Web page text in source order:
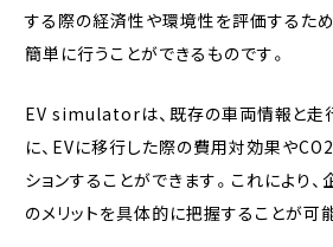
する際の経済性や環境性を評価するため
簡単に行うことができるものです。
EV simulatorは、既存の車両情報と走
に、EVに移行した際の費用対効果や
ションすることができます。これにより
のメリットを具体的に把握することが可